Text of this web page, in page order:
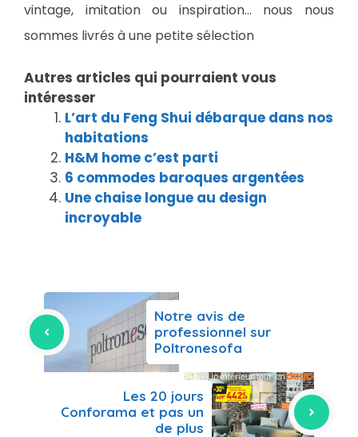
vintage, imitation ou inspiration… nous nous
sommes livrés à une petite sélection
Autres articles qui pourraient vous
intéresser
L’art du Feng Shui débarque dans nos
habitations
H&M home c’est parti
6 commodes baroques argentées
Une chaise longue au design
incroyable
Notre avis de
professionnel sur
Poltronesofa
Les 20 jours
Conforama et pas un
de plus